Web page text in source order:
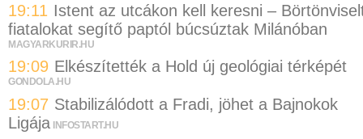
19:11 Istent az utcákon kell keresni –
fiatalokat segítő paptól búcsúztak Milánóban
MAGYARKURIR.HU
19:09 Elkészítették a Hold új geológiai térképét
GONDOLA.HU
19:07 Stabilizálódott a Fradi, jöhet a Bajnokok
Ligája INFOSTART.HU